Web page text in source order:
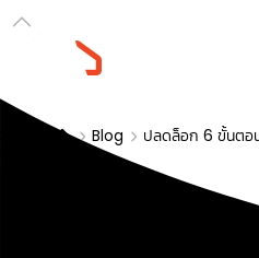
Blog ปลดล็อก 6 ขั้นตอ